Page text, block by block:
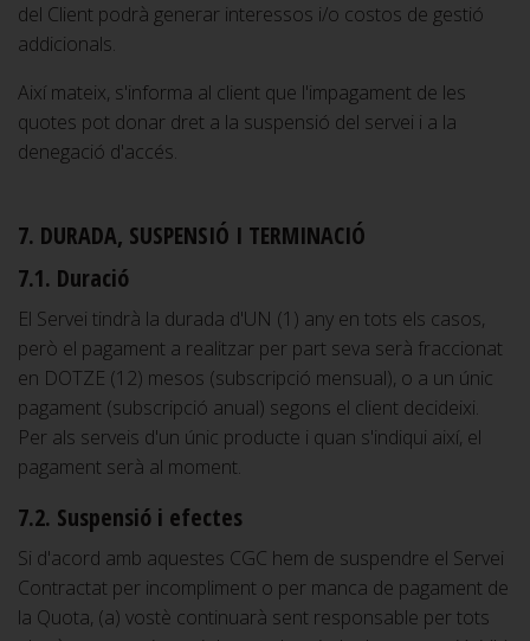
del Client podrà generar interessos i/o costos de gestió
addicionals.
Així mateix, s'informa al client que l'impagament de les
quotes pot donar dret a la suspensió del servei i a la
denegació d'accés.
7. DURADA, SUSPENSIÓ I TERMINACIÓ
7.1. Duració
El Servei tindrà la durada d'UN (1) any en tots els casos,
però el pagament a realitzar per part seva serà fraccionat
en DOTZE (12) mesos (subscripció mensual), o a un únic
pagament (subscripció anual) segons el client decideixi.
Per als serveis d'un únic producte i quan s'indiqui així, el
pagament serà al moment.
7.2. Suspensió i efectes
Si d'acord amb aquestes CGC hem de suspendre el Servei
Contractat per incompliment o per manca de pagament de
la Quota, (a) vostè continuarà sent responsable per tots